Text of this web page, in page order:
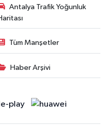
Antalya Trafik Yoğunluk
Tüm Manşetler
Haber Arşivi